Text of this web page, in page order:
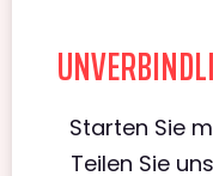
Starten Sie
Teilen Sie